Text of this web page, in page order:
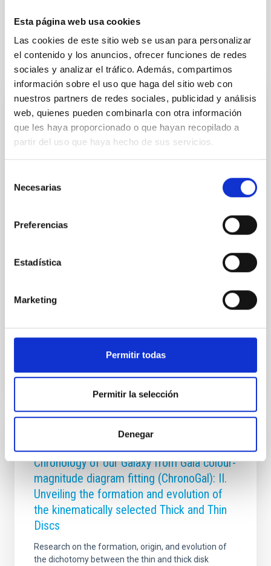
Esta página web usa cookies
Las cookies de este sitio web se usan para personalizar
el contenido y los anuncios, ofrecer funciones de redes
sociales y analizar el tráfico. Además, compartimos
información sobre el uso que haga del sitio web con
nuestros partners de redes sociales, publicidad y análisis
web, quienes pueden combinarla con otra información
que les haya proporcionado o que hayan recopilado a
partir del uso que haya hecho de sus servicios.
Necesarias
Preferencias
Estadística
Marketing
Permitir todas
Permitir la selección
Denegar
It may interest you
PRESS RELEASE
The IAC participates in a complex
observation campaign to unravel the
enigmatic 'Neptunian desert'
An international scientific team, including members
of the Instituto de Astrofísica de Canarias (IAC), has
located around the Neptunian Desert —a region
around stars where planets the size of Neptune are
mechanisms of planetary system evolution and
formation. This scientific expedition has delivered its
planetary system. Analysis of this system reveals a
surprisingly inclined orbital architecture, offering new
Chronology of our Galaxy from Gaia colour-
magnitude diagram fitting (ChronoGal): II.
Unveiling the formation and evolution of
the kinematically selected Thick and Thin
Discs
Research on the formation, origin, and evolution of
the dichotomy between the thin and thick disk